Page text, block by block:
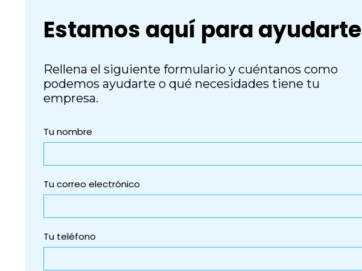
Estamos aquí para ayudarte
Rellena el siguiente formulario y cuéntanos como
podemos ayudarte o qué necesidades tiene tu
empresa.
Tu nombre
Tu correo electrónico
Tu teléfono